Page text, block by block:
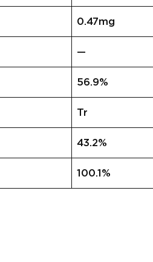
0.47mg
—
56.9%
Tr
43.2%
100.1%